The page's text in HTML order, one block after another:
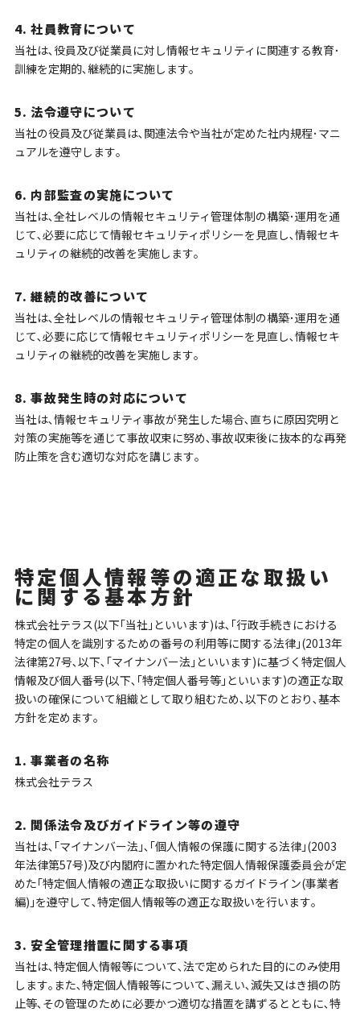
4. 社員教育について
当社は､役員及び従業員に対し情報セキュリティに関連する教育･
訓練を定期的､継続的に実施します｡
5. 法令遵守について
当社の役員及び従業員は､関連法令や当社が定めた社内規程･マニ
ュアルを遵守します｡
6. 内部監査の実施について
当社は､全社レベルの情報セキュリティ管理体制の構築･運用を通
じて､必要に応じて情報セキュリティポリシーを見直し､情報セキ
ュリティの継続的改善を実施します｡
7. 継続的改善について
当社は､全社レベルの情報セキュリティ管理体制の構築･運用を通
じて､必要に応じて情報セキュリティポリシーを見直し､情報セキ
ュリティの継続的改善を実施します｡
8. 事故発生時の対応について
当社は､情報セキュリティ事故が発生した場合､直ちに原因究明と
対策の実施等を通じて事故収束に努め､事故収束後に抜本的な再発
防止策を含む適切な対応を講じます｡
特定個人情報等の適正な取扱い
に関する基本方針
株式会社テラス(以下｢当社｣といいます)は､｢行政手続きにおける
特定の個人を識別するための番号の利用等に関する法律｣(2013年
法律第27号､以下､｢マイナンバー法｣といいます)に基づく特定個人
情報及び個人番号(以下､｢特定個人番号等｣といいます)の適正な取
扱いの確保について組織として取り組むため､以下のとおり､基本
方針を定めます｡
1. 事業者の名称
株式会社テラス
2. 関係法令及びガイドライン等の遵守
当社は､｢マイナンバー法｣､｢個人情報の保護に関する法律｣(2003
年法律第57号)及び内閣府に置かれた特定個人情報保護委員会が定
めた｢特定個人情報の適正な取扱いに関するガイドライン(事業者
編)｣を遵守して､特定個人情報等の適正な取扱いを行います｡
3. 安全管理措置に関する事項
当社は､特定個人情報等について､法で定められた目的にのみ使用
します｡また､特定個人情報等について､漏えい､滅失又はき損の防
止等､その管理のために必要かつ適切な措置を講ずるとともに､特